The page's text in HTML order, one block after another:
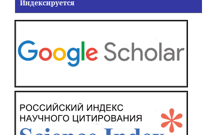
Индексируется